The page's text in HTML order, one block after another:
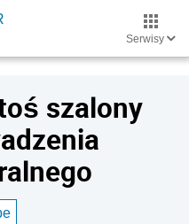
Serwisy
szalony